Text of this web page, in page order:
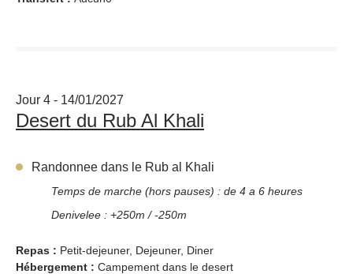
Jour 4 - 14/01/2027
Desert du Rub Al Khali
Randonnee dans le Rub al Khali
Temps de marche (hors pauses) : de 4 a 6 heures
Denivelee : +250m / -250m
Repas : Petit-dejeuner, Dejeuner, Diner
Hébergement : Campement dans le desert